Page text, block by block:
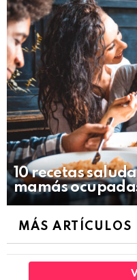
10 recetas
mamás
MÁS ARTÍCULOS